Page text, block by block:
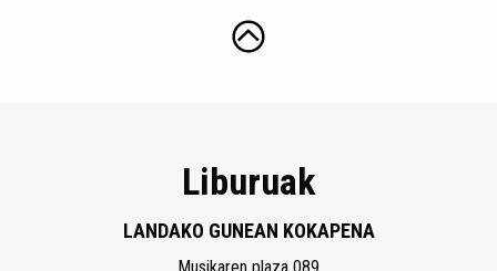
Liburuak
LANDAKO GUNEAN KOKAPENA
Musikaren plaza 089